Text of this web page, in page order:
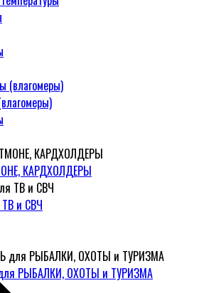
КАРДХОЛДЕРЫ
и СВЧ
РЫБАЛКИ, ОХОТЫ и ТУРИЗМА